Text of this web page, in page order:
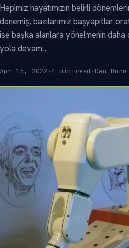
Hepimiz hayatımızın belirli
denemiş, bazılarımız başyapıtlar
ise başka alanlara yönelmenin daha
yola devam...
Apr 15, 2022 · 4 min read · Can Duru